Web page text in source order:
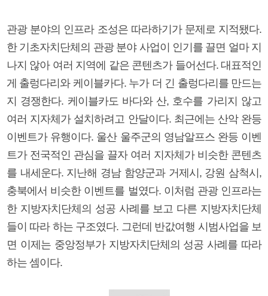
관광 분야의 인프라 조성은 따라하기가 문제로 지적됐다.
한 기초자치단체의 관광 분야 사업이 인기를 끌면 얼마 지
나지 않아 여러 지역에 같은 콘텐츠가 들어선다. 대표적인
게 출렁다리와 케이블카다. 누가 더 긴 출렁다리를 만드는
지 경쟁한다. 케이블카도 바다와 산, 호수를 가리지 않고
여러 지자체가 설치하려고 안달이다. 최근에는 산악 완등
이벤트가 유행이다. 울산 울주군의 영남알프스 완등 이벤
트가 전국적인 관심을 끌자 여러 지자체가 비슷한 콘텐츠
를 내세운다. 지난해 경남 함양군과 거제시, 강원 삼척시,
충북에서 비슷한 이벤트를 벌였다. 이처럼 관광 인프라는
한 지방자치단체의 성공 사례를 보고 다른 지방자치단체
들이 따라 하는 구조였다. 그런데 반값여행 시범사업을 보
면 이제는 중앙정부가 지방자치단체의 성공 사례를 따라
하는 셈이다.